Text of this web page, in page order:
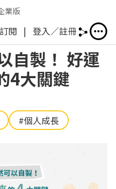
業版
訂閱 | 登入／註冊
自製！ 好運
4大關鍵
#個人成長